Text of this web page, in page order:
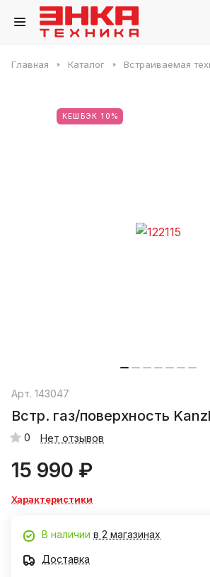
Главная Каталог Встраиваемая
КЕШБЭК 10%
Арт. 143047
Встр. газ/поверхность
0 Нет отзывов
15 990 ₽
Характеристики
В наличии в 2 магазинах
Доставка